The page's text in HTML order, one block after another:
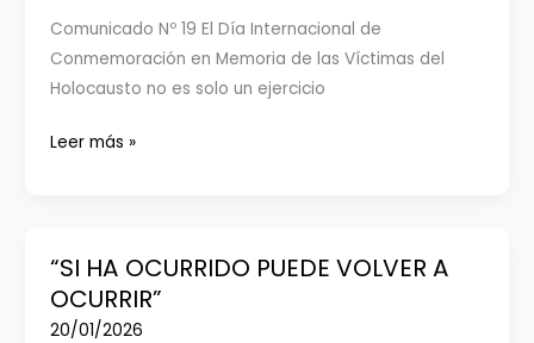
Comunicado Nº 19 El Día Internacional de
Conmemoración en Memoria de las Víctimas del
Holocausto no es solo un ejercicio
CELCA
de
propaganda
pro-
Leer más »
“SI HA OCURRIDO PUEDE VOLVER A
OCURRIR”
20/01/2026